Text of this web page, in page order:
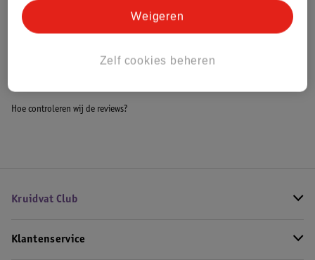
Hoe controleren wij de reviews?
Kruidvat Club
Klantenservice
Zelf cookies beheren
Weigeren